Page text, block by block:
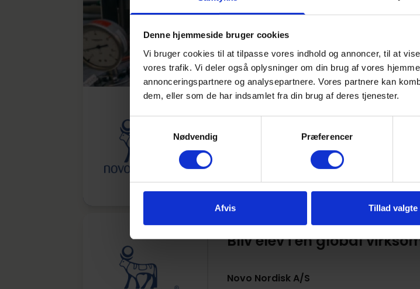
Denne hjemmeside bruger cookies
Vi bruger cookies til at tilpasse vores indhold og annoncer, til at
vores trafik. Vi deler også oplysninger om din brug af vores
annonceringspartnere og analysepartnere. Vores partnere kan
dem, eller som de har indsamlet fra din brug af deres tjenester.
Samtykkevalg
Nødvendig
Præferencer
Afvis Tillad valgte
Bliv elev i en global
Frist: Løbende
Bliv elev i en global
Novo Nordisk A/S